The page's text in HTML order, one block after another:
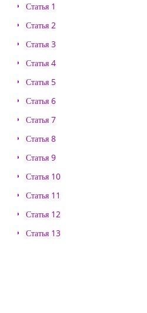
Статья 1
Статья 2
Статья 3
Статья 4
Статья 5
Статья 6
Статья 7
Статья 8
Статья 9
Статья 10
Статья 11
Статья 12
Статья 13